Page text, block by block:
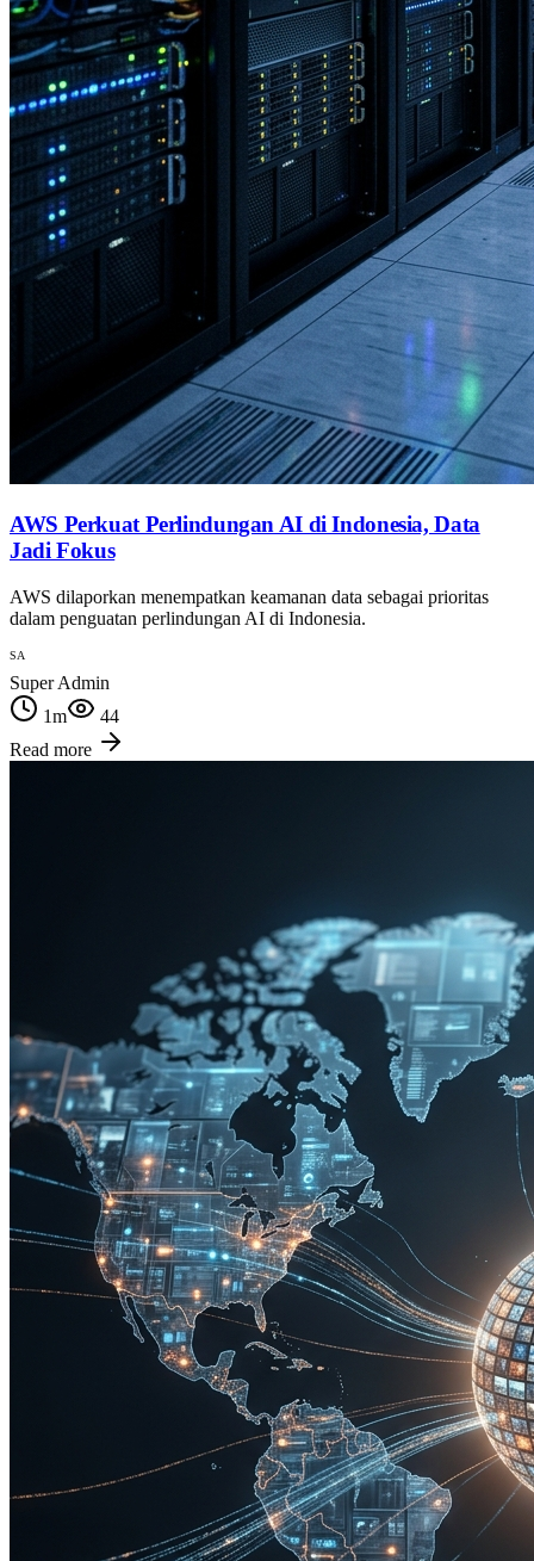
AWS Perkuat Perlindungan AI di Indonesia, Data
Jadi Fokus
AWS dilaporkan menempatkan keamanan data sebagai prioritas
dalam penguatan perlindungan AI di Indonesia.
SA
Super Admin
1m
44
Read more